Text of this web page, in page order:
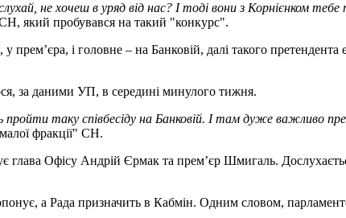
не хочеш в уряд від нас? І тоді вони з Корнієнком
СН, який пробувався на такий "конкурс".
і головне – на Банковій, далі такого
за даними УП, в середині минулого тижня.
пройти таку співбесіду на Банковій. І там дуже важливо
фракції" СН.
глава Офісу Андрій Єрмак та прем’єр Шмигаль.
а Рада призначить в Кабмін. Одним словом,